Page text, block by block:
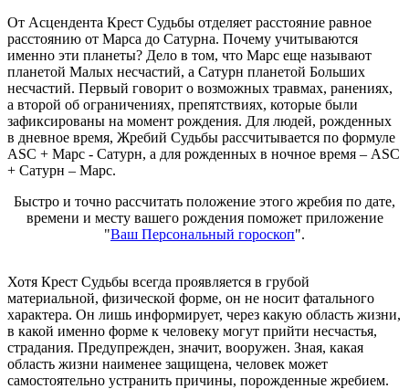
От Асцендента Крест Судьбы отделяет расстояние равное
расстоянию от Марса до Сатурна. Почему учитываются
именно эти планеты? Дело в том, что Марс еще называют
планетой Малых несчастий, а Сатурн планетой Больших
несчастий. Первый говорит о возможных травмах, ранениях,
а второй об ограничениях, препятствиях, которые были
зафиксированы на момент рождения. Для людей, рожденных
в дневное время, Жребий Судьбы рассчитывается по формуле
ASC + Марс - Сатурн, а для рожденных в ночное время – ASC
+ Сатурн – Марс.
Быстро и точно рассчитать положение этого жребия по дате,
времени и месту вашего рождения поможет приложение
"Ваш Персональный гороскоп".
Хотя Крест Судьбы всегда проявляется в грубой
материальной, физической форме, он не носит фатального
характера. Он лишь информирует, через какую область жизни,
в какой именно форме к человеку могут прийти несчастья,
страдания. Предупрежден, значит, вооружен. Зная, какая
область жизни наименее защищена, человек может
самостоятельно устранить причины, порожденные жребием.